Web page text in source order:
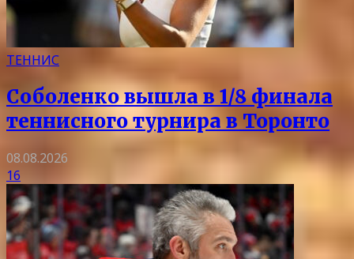
ТЕННИС
Соболенко вышла в 1/8 финала
теннисного турнира в Торонто
08.08.2026
16